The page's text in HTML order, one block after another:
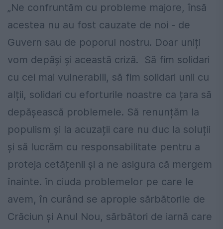
„Ne confruntăm cu probleme majore, însă
acestea nu au fost cauzate de noi - de
Guvern sau de poporul nostru. Doar uniți
vom depăși și această criză. Să fim solidari
cu cei mai vulnerabili, să fim solidari unii cu
alții, solidari cu eforturile noastre ca țara să
depășească problemele. Să renunțăm la
populism și la acuzații care nu duc la soluții
și să lucrăm cu responsabilitate pentru a
proteja cetățenii și a ne asigura că mergem
înainte. în ciuda problemelor pe care le
avem, în curând se apropie sărbătorile de
Crăciun și Anul Nou, sărbători de iarnă care